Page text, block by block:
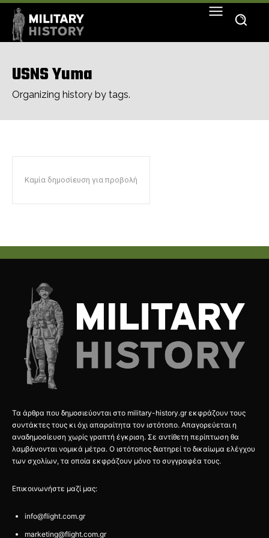
USNS Yuma
Organizing history by tags.
Καμία δημοσίευση για προβολή
Τα άρθρα που δημοσιεύονται στο military-history.gr εκφράζουν τους
συντάκτες τους κι όχι απαραίτητα τον ιστότοπο. Απαγορεύεται η
αναδημοσίευση χωρίς γραπτή έγκριση. Σε αντίθετη περίπτωση θα
λαμβάνονται νομικά μέτρα. Ο ιστότοπος διατηρεί το δικαίωμα ελέγχου
των σχολίων, τα οποία εκφράζουν μόνο το συγγραφέα τους.
Επικοινωνήστε μαζί μας:
info@flight.com.gr
marketing@flight.com.gr